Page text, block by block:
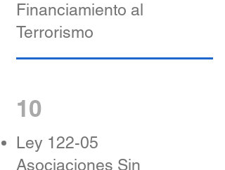
Financiamiento al
Terrorismo
10
Ley 122-05
Asociaciones Sin